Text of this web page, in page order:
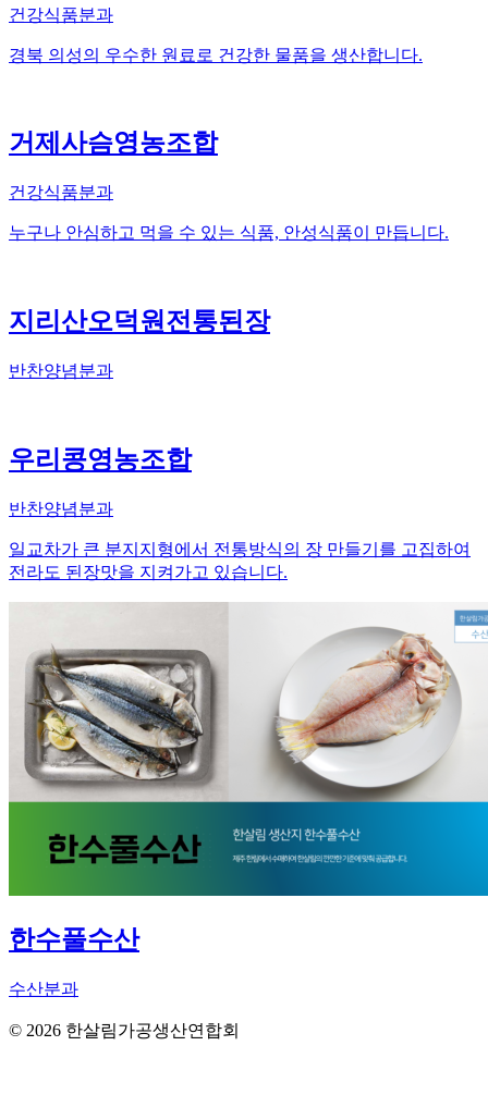
건강식품분과
경북 의성의 우수한 원료로 건강한 물품을 생산합니다.
거제사슴영농조합
건강식품분과
누구나 안심하고 먹을 수 있는 식품, 안성식품이 만듭니다.
지리산오덕원전통된장
반찬양념분과
우리콩영농조합
반찬양념분과
일교차가 큰 분지지형에서 전통방식의 장 만들기를 고집하여
전라도 된장맛을 지켜가고 있습니다.
한수풀수산
수산분과
© 2026 한살림가공생산연합회